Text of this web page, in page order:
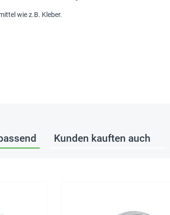
wie z.B. Kleber.
Kunden kauften auch